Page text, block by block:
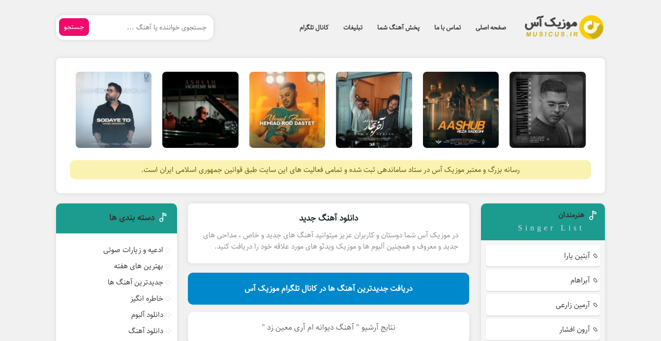
صفحه اصلی تماس با ما پخش آهنگ شما تبلیغات کانال تلگرام جستجو
رسانه بزرگ و معتبر موزیک آس در ستاد ساماندهی ثبت شده و تمامی فعالیت های این سایت طبق قوانین جمهوری اسلامی ایران است.
دانلود آهنگ جدید
در موزیک آس شما دوستان و کاربران عزیز میتوانید آهنگ های جدید و خاص ، مداحی های
جدید و معروف و همچنین آلبوم ها و موزیک ویدئو های مورد علاقه خود را دریافت کنید.
دریافت جدیدترین آهنگ ها در کانال تلگرام موزیک آس
نتایج آرشیو " آهنگ دیوانه ام آری معین زد "
هنرمندان
Singer List
آبتین یارا
آبراهام
آرمین زارعی
آرون افشار
دسته بندی ها
ادعیه و زیارات صوتی
بهترین های هفته
جدیدترین آهنگ ها
خاطره انگیز
دانلود آلبوم
دانلود آهنگ